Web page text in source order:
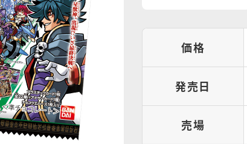
価格
発売日
売場